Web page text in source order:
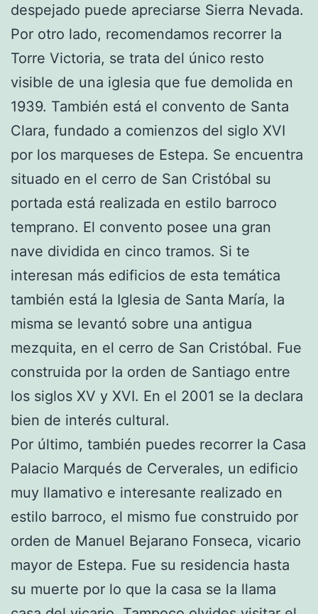
despejado puede apreciarse Sierra Nevada.
Por otro lado, recomendamos recorrer la
Torre Victoria, se trata del único resto
visible de una iglesia que fue demolida en
1939. También está el convento de Santa
Clara, fundado a comienzos del siglo XVI
por los marqueses de Estepa. Se encuentra
situado en el cerro de San Cristóbal su
portada está realizada en estilo barroco
temprano. El convento posee una gran
nave dividida en cinco tramos. Si te
interesan más edificios de esta temática
también está la Iglesia de Santa María, la
misma se levantó sobre una antigua
mezquita, en el cerro de San Cristóbal. Fue
construida por la orden de Santiago entre
los siglos XV y XVI. En el 2001 se la declara
bien de interés cultural.
Por último, también puedes recorrer la Casa
Palacio Marqués de Cerverales, un edificio
muy llamativo e interesante realizado en
estilo barroco, el mismo fue construido por
orden de Manuel Bejarano Fonseca, vicario
mayor de Estepa. Fue su residencia hasta
su muerte por lo que la casa se la llama